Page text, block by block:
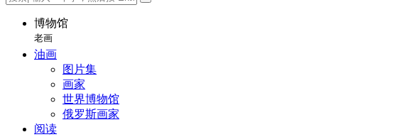
博物馆
老画
油画
图片集
画家
世界博物馆
俄罗斯画家
阅读